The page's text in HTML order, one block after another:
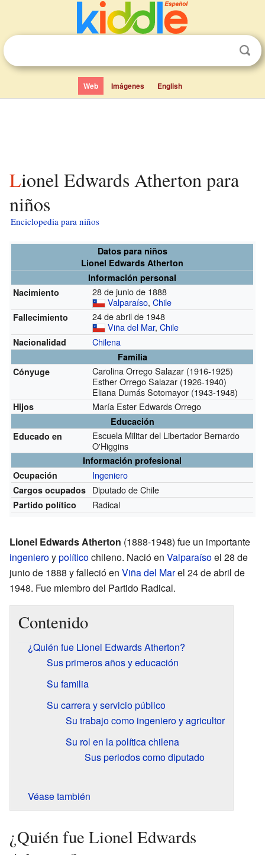
Web Imágenes English
Lionel Edwards Atherton para
niños
Enciclopedia para niños
Datos para niños
Lionel Edwards Atherton
Información personal
Nacimiento
28 de junio de 1888
Valparaíso,Chile
Fallecimiento
24 de abril de 1948
Viña del Mar,Chile
Nacionalidad Chilena
Familia
Cónyuge
Carolina Orrego Salazar (1916-1925)
Esther Orrego Salazar (1926-1940)
Eliana Dumás Sotomayor (1943-1948)
Hijos María Ester Edwards Orrego
Educación
Educado en
Escuela Militar del Libertador Bernardo
O'Higgins
Información profesional
Ocupación
Ingeniero
Cargos ocupados Diputado de Chile
Partido político Radical
Lionel Edwards Atherton (1888-1948) fue un importante
ingenieroypolíticochileno. Nació en Valparaísoel 28 de
junio de 1888 y falleció en Viña del Marel 24 de abril de
1948. Fue miembro del Partido Radical.
Contenido
¿Quién fue Lionel Edwards Atherton?
Sus primeros años y educación
Su familia
Su carrera y servicio público
Su trabajo como ingeniero y agricultor
Su rol en la política chilena
Sus periodos como diputado
Véase también
¿Quién fue Lionel Edwards